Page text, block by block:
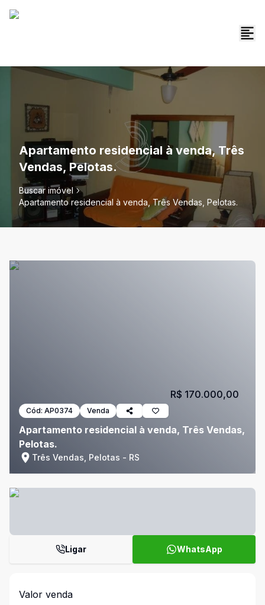
Apartamento residencial à venda, Três
Vendas, Pelotas.
Buscar imóvel
Apartamento residencial à venda, Três Vendas, Pelotas.
Cód: AP0374 Venda
Apartamento residencial à venda, Três Vendas,
Pelotas.
Três Vendas, Pelotas - RS
R$ 170.000,00
Ligar WhatsApp
Valor venda